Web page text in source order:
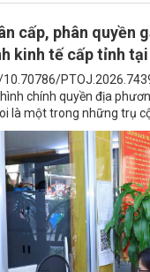
cấp, phân quyền
kinh tế cấp tỉnh
chính quyền địa
là một trong những trụ